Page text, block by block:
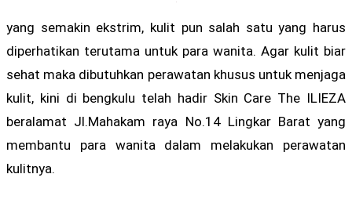
yang semakin ekstrim, kulit pun salah satu yang harus
diperhatikan terutama untuk para wanita. Agar kulit biar
sehat maka dibutuhkan perawatan khusus untuk menjaga
kulit, kini di bengkulu telah hadir Skin Care The ILIEZA
beralamat Jl.Mahakam raya No.14 Lingkar Barat yang
membantu para wanita dalam melakukan perawatan
kulitnya.